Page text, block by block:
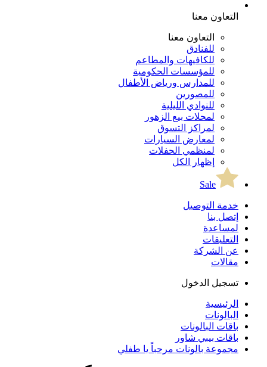
التعاون معنا
التعاون معنا
للفنادق
للكافيهات والمطاعم
للمؤسسات الحكومية
للمدارس ورياض الأطفال
للمصورين
للنوادي الليلية
لمحلات بيع الزهور
لمراكز التسوق
لمعارض السيارات
لمنظمي الحفلات
إظهار الكل
Sale
خدمة التوصيل
إتصل بنا
لمساعدة
التعليقات
عن الشركة
مقالات
تسجيل الدخول
الرئيسية
البالونات
باقات البالونات
باقات بيبي شاور
مجموعة بالونات مرحباً يا طفلي